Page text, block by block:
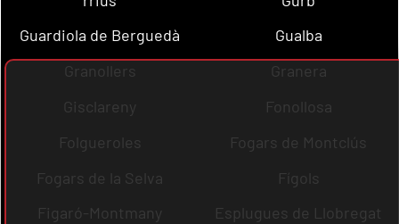
Guardiola de Berguedà
Gualba
Granollers
Granera
Gisclareny
Fonollosa
Folgueroles
Fogars de Montclús
Fogars de la Selva
Fígols
Figaró-Montmany
Esplugues de Llobregat